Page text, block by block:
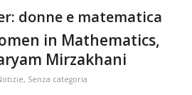
donne e matematica
in Mathematics,
Mirzakhani
, Senza categoria